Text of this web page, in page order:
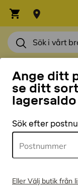
Ange ditt
se ditt
lagersaldo
Sök efter
Eller Välj butik från
HEM